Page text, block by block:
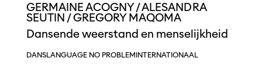
GERMAINE ACOGNY / ALESANDRA
SEUTIN / GREGORY MAQOMA
Dansende weerstand en menselijkheid
DANSLANGUAGE NO PROBLEMINTERNATIONAAL